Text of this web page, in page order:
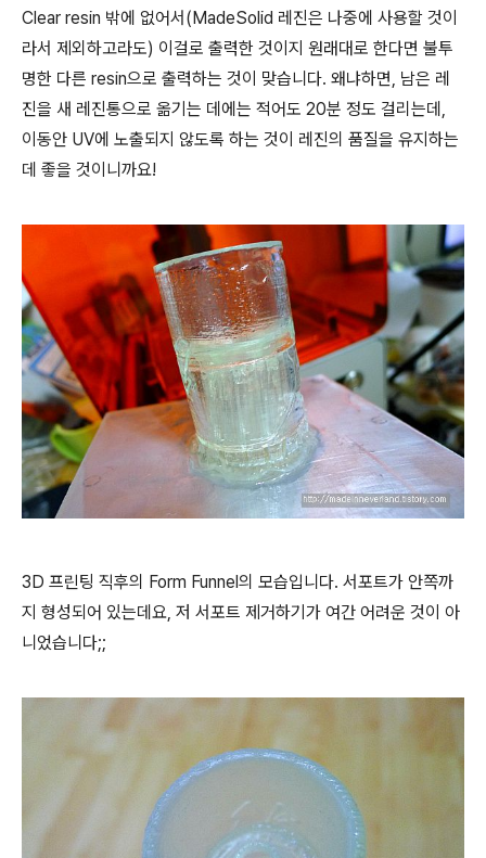
Clear resin 밖에 없어서(MadeSolid 레진은 나중에 사용할 것이
라서 제외하고라도) 이걸로 출력한 것이지 원래대로 한다면 불투
명한 다른 resin으로 출력하는 것이 맞습니다. 왜냐하면, 남은 레
진을 새 레진통으로 옮기는 데에는 적어도 20분 정도 걸리는데,
이동안 UV에 노출되지 않도록 하는 것이 레진의 품질을 유지하는
데 좋을 것이니까요!
3D 프린팅 직후의 Form Funnel의 모습입니다. 서포트가 안쪽까
지 형성되어 있는데요, 저 서포트 제거하기가 여간 어려운 것이 아
니었습니다;;